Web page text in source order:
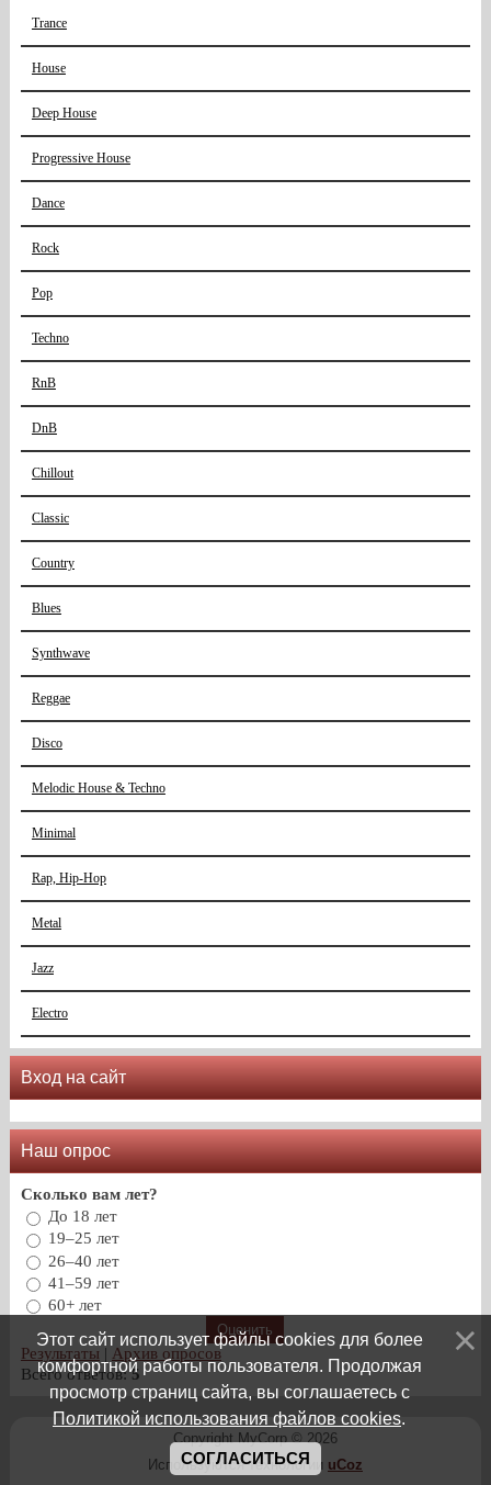
Trance
House
Deep House
Progressive House
Dance
Rock
Pop
Techno
RnB
DnB
Chillout
Classic
Country
Blues
Synthwave
Reggae
Disco
Melodic House & Techno
Minimal
Rap, Hip-Hop
Metal
Jazz
Electro
Вход на сайт
Наш опрос
Сколько вам лет?
До 18 лет
19–25 лет
26–40 лет
41–59 лет
60+ лет
Результаты | Архив опросов
Всего ответов:5
Copyright MyCorp © 2026
Используются технологии uCoz
Этот сайт использует файлы cookies для более
комфортной работы пользователя. Продолжая
просмотр страниц сайта, вы соглашаетесь с
Политикой использования файлов cookies.
СОГЛАСИТЬСЯ